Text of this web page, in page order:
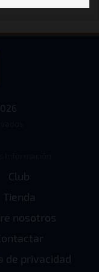
Club
Tienda
nosotros
de privacidad